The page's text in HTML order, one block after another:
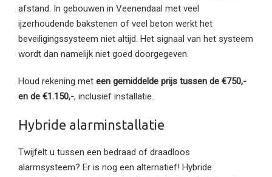
afstand. In gebouwen in Veenendaal met veel
ijzerhoudende bakstenen of veel beton werkt het
beveiligingssysteem niet altijd. Het signaal van het systeem
wordt dan namelijk niet goed doorgegeven.
Houd rekening met een gemiddelde prijs tussen de €750,-
en de €1.150,-, inclusief installatie.
Hybride alarminstallatie
Twijfelt u tussen een bedraad of draadloos
alarmsysteem? Er is nog een alternatief! Hybride